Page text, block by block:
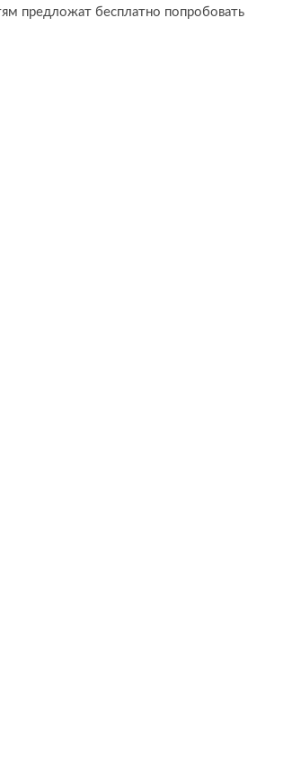
предложат бесплатно попробовать